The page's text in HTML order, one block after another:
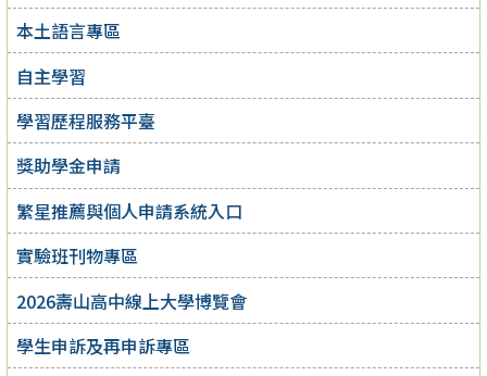
本土語言專區
自主學習
學習歷程服務平臺
獎助學金申請
繁星推薦與個人申請系統入口
實驗班刊物專區
2026壽山高中線上大學博覽會
學生申訴及再申訴專區